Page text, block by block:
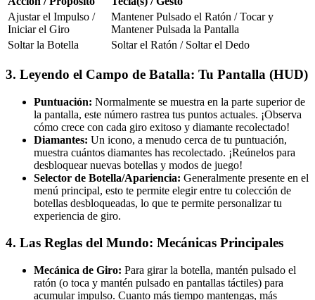
Ajustar el Impulso /
Iniciar el Giro
Mantener Pulsado el Ratón / Tocar y
Mantener Pulsada la Pantalla
Soltar la Botella
Soltar el Ratón / Soltar el Dedo
3. Leyendo el Campo de Batalla: Tu Pantalla (HUD)
Puntuación: Normalmente se muestra en la parte superior de
la pantalla, este número rastrea tus puntos actuales. ¡Observa
cómo crece con cada giro exitoso y diamante recolectado!
Diamantes: Un icono, a menudo cerca de tu puntuación,
muestra cuántos diamantes has recolectado. ¡Reúnelos para
desbloquear nuevas botellas y modos de juego!
Selector de Botella/Apariencia: Generalmente presente en el
menú principal, esto te permite elegir entre tu colección de
botellas desbloqueadas, lo que te permite personalizar tu
experiencia de giro.
4. Las Reglas del Mundo: Mecánicas Principales
Mecánica de Giro: Para girar la botella, mantén pulsado el
ratón (o toca y mantén pulsado en pantallas táctiles) para
acumular impulso. Cuanto más tiempo mantengas, más